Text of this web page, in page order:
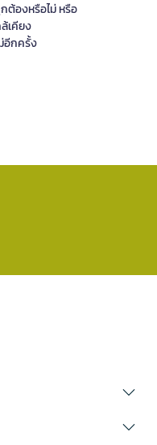
ต้องหรือไม่ หรือ
เคียง
อีกครั้ง